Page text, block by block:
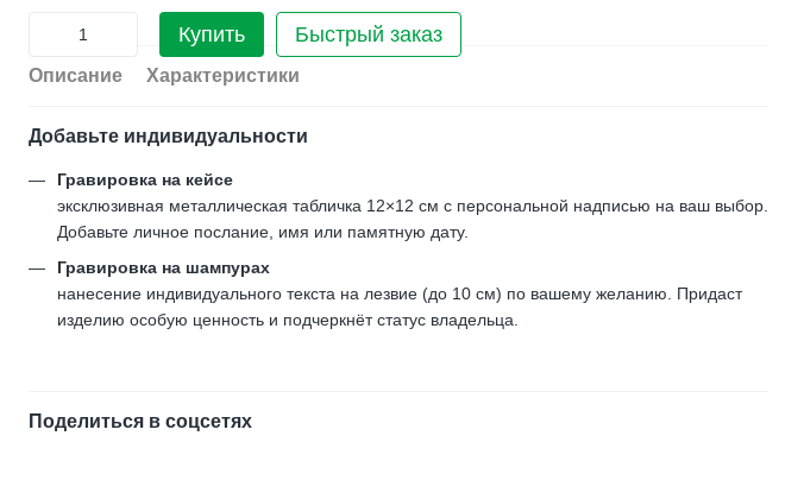
Купить Быстрый заказ
Описание Характеристики
Добавьте индивидуальности
Гравировка на кейсе
эксклюзивная металлическая табличка 12×12 см с персональной надписью на ваш выбор.
Добавьте личное послание, имя или памятную дату.
Гравировка на шампурах
нанесение индивидуального текста на лезвие (до 10 см) по вашему желанию. Придаст
изделию особую ценность и подчеркнёт статус владельца.
Поделиться в соцсетях